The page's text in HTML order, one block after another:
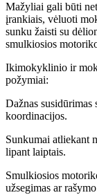
Mažyliai gali būti
įrankiais, vėluoti
sunku žaisti su
smulkiosios
Ikimokyklinio ir
požymiai:
Dažnas susidūrimas
koordinacijos.
Sunkumai atliekant
lipant laiptais.
Smulkiosios
užsegimas ar